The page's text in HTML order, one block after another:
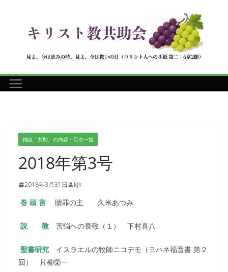
へ
ス
雑誌「共助」の内容・目次一覧
2018年第3号
2018年3月31日 kjk
巻 頭 言 贖罪の主 久米あつみ
説 教 苦悩への畏敬（１） 下村喜八
聖書研究 イスラエルの牧師ニコデモ（ヨハネ福音書 第２
回） 片柳榮一